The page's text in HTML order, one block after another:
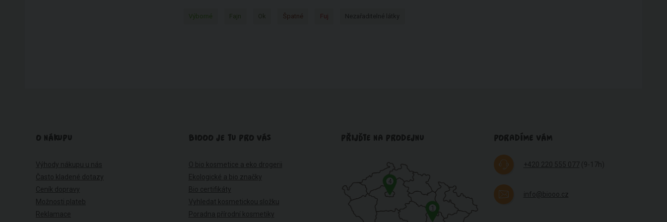
Výborné Fajn Ok Špatné Fuj Nezařaditelné látky
O NÁKUPU
Výhody nákupu u nás
Často kladené dotazy
Ceník dopravy
Možnosti plateb
Reklamace
BIOOO JE TU PRO VÁS
O bio kosmetice a eko drogerii
Ekologické a bio značky
Bio certifikáty
Vyhledat kosmetickou složku
Poradna přírodní kosmetiky
PŘIJĎTE NA PRODEJNU
1
4
PORADÍME VÁM
+420 220 555 077(9-17h)
info@biooo.cz